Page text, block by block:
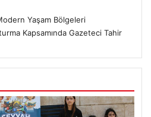
Yaşam Bölgeleri
Kapsamında Gazeteci Tahir